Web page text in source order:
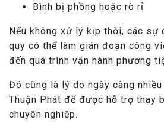
Bình bị phồng hoặc rò rỉ
Nếu không xử lý kịp thời, các sự
quy có thể làm gián đoạn công
đến quá trình vận hành phương
Đó cũng là lý do ngày càng
Thuận Phát để được hỗ trợ thay
chuyên nghiệp.